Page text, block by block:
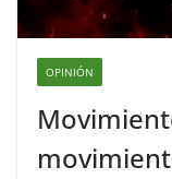
OPINIÓN